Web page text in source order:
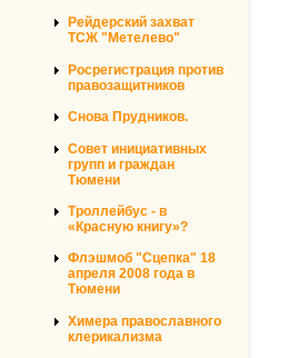
Рейдерский захват
ТСЖ "Метелево"
Росрегистрация против
правозащитников
Снова Прудников.
Совет инициативных
групп и граждан
Тюмени
Троллейбус - в
«Красную книгу»?
Флэшмоб "Сцепка" 18
апреля 2008 года в
Тюмени
Химера православного
клерикализма